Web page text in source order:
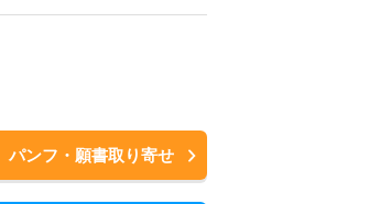
パンフ・願書取り寄せ